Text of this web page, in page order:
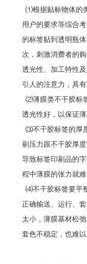
⑴根据贴标物体的
用户的要求等综合
的标签贴到透明瓶
次，刺激消费者的
透光性、加工特性
引人的注意力，具
⑵薄膜类不干胶标
透光性好，以保证
⑶不干胶标签的厚
刷压力跟不干胶厚
导致标签印刷品的
程中薄膜的张力就
⑷不干胶标签要平
正确输送、运行、
太小，薄膜基材松
套色不稳定，也难以